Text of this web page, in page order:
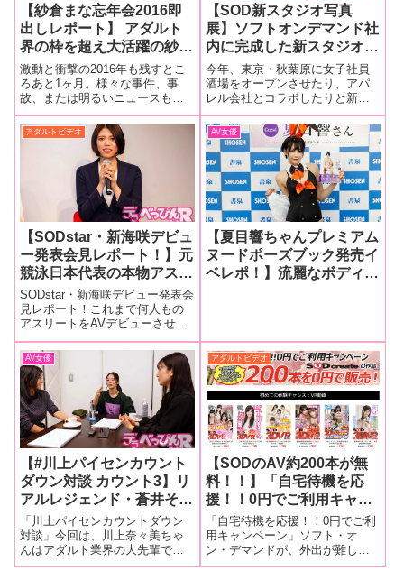
【紗倉まな忘年会2016即
出しレポート】 アダルト
界の枠を超え大活躍の紗倉
まなちゃんが2016年を振
り返る！ ゲストには親友
の古川いおりちゃんと湊莉
久ちゃんが登場!! あのパン
ツを穿いた芸人も参戦!!
シモネタに名言（迷言？）
もバンバン飛び出した!?
激動と衝撃の2016年も残すとこ
ろあと1ヶ月。様々な事件、事
故、または明るいニュースも駆
け巡った年でした。 その2016年
も師走を迎え早くも忘年会シー
ズンに突入。 忘年会シーズンの
スタートを飾ったのはナンバー
ワンセクシー女優の紗倉まなち
【SOD新スタジオ写真
展】ソフトオンデマンド社
内に完成した新スタジオで
人気16人の神グラビアを
展示！ 写真展示の小倉由
菜ちゃん、大槻ひびきちゃ
んから独占コメントも！
【撮影会独占レポート！】
今年、東京・秋葉原に女子社員
酒場をオープンさせたり、アパ
レル会社とコラボしたりと新展
開をみせる大手AV会社・ソフト
オンデマンド。そのソフトオン
デマンドが社内に新スタジオを
作成。完成を記念したイベント
「SOD新スタジオで写真展＆撮
影会＆お茶会
アダルトビデオ
【SODstar・新海咲デビュ
ー発表会見レポート！】元
競泳日本代表の本物アスリ
ート・新海咲がソフト・オ
ン・デマンドから衝撃のデ
ビュー！ 「『いいなり温
泉旅行』などSODならで
はの企画に出たいですし、
マジックミラー号には乗っ
てみたいです」
SODstar・新海咲デビュー発表会
見レポート！これまで何人もの
アスリートをAVデビューさせて
きた大手AVメーカーのソフト・
オン・デマンド（以下、SOD）
が新春からビッグなデビュー会
見を仕掛けた！今回、SODstarか
らAVデビューするのは
AV女優
【夏目響ちゃんプレミアム
ヌードポーズブック発売イ
ベレポ！】流麗なボディラ
ヌードポーズ集を発売！
AV女優
【#川上パイセンカウント
ダウン対談 カウント3】リ
アルレジェンド・蒼井そら
と川上奈々美＆古川いおり
の超豪華座談会！「頭では
『古川いおり』を残しつつ
も、ちゃんと『自分』でや
「川上パイセンカウントダウン
対談」今回は、川上奈々美ちゃ
んはアダルト業界の大先輩であ
る蒼井そらさんと、デビュー以
アダルトビデオ
【SODのAV約200本が無
料！！】「自宅待機を応
援！！0円でご利用キャン
ペーン」が2020年3月13日
（金）から31日（火）ま
で開催！！【先着でオナホ
も！？】
「自宅待機を応援！！0円でご利
用キャンペーン」ソフト・オ
ン・デマンドが、外出が難しい
今の日本の現状を憂いて、突如